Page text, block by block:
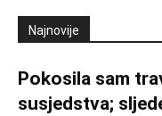
Najnovije
Pokosila sam
susjedstva;